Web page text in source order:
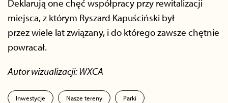
Deklarują one chęć współpracy przy rewitalizacji
miejsca, z którym Ryszard Kapuściński był
przez wiele lat związany, i do którego zawsze chętnie
powracał.
Autor wizualizacji: WXCA
Inwestycje Nasze tereny Parki